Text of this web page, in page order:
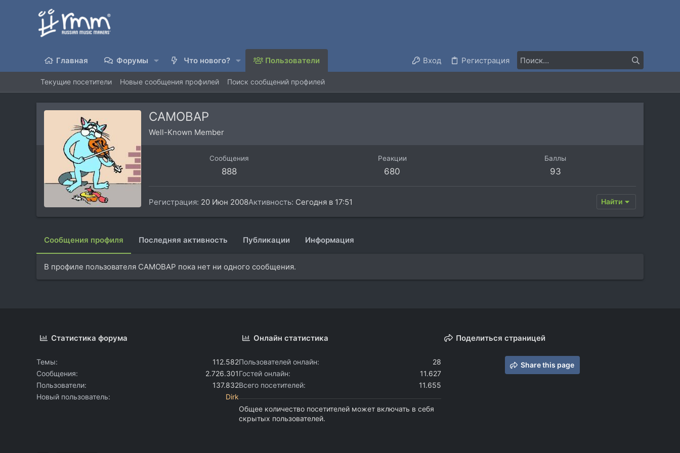
Главная Форумы Что нового? Пользователи Вход Регистрация
Текущие посетители Новые сообщения профилей Поиск сообщений профилей
CAMOBAP
Well-Known Member
Сообщения
888
Реакции
680
Баллы
93
Регистрация 20 Июн 2008Активность Сегодня в 17:51 Найти
Сообщения профиля Последняя активность Публикации Информация
В профиле пользователя CAMOBAP пока нет ни одного сообщения.
Статистика форума
Темы
112.582
Сообщения
2.726.301
Пользователи
137.832
Новый пользователь
Dirk
Онлайн статистика
Пользователей онлайн
28
Гостей онлайн
11.627
Всего посетителей
11.655
Общее количество посетителей может включать в себя
скрытых пользователей.
Поделиться страницей
Share this page